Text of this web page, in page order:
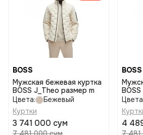
BOSS
Мужская бежевая куртка
BOSS J_Theo размер m
Цвета:
Бежевый
Куртки
3 741 000 сум
BOSS
4